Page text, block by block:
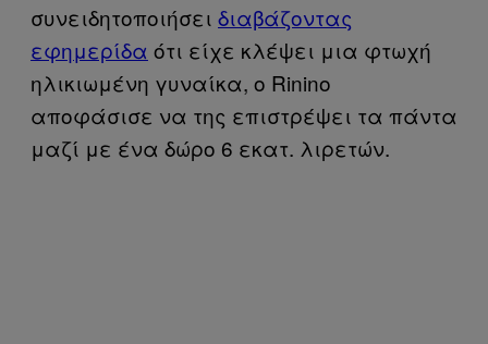
συνειδητοποιήσει διαβάζοντας
εφημερίδα ότι είχε κλέψει μια φτωχή
ηλικιωμένη γυναίκα, ο Rinino
αποφάσισε να της επιστρέψει τα πάντα
μαζί με ένα δώρο 6 εκατ. λιρετών.